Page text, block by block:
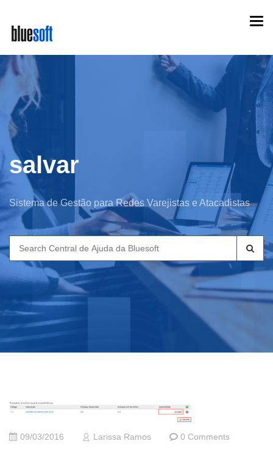
main
content
salvar
Sistema de Gestão para Redes Varejistas e Atacadistas
Search
for:
09/03/2016 Larissa Ramos 0 Comments